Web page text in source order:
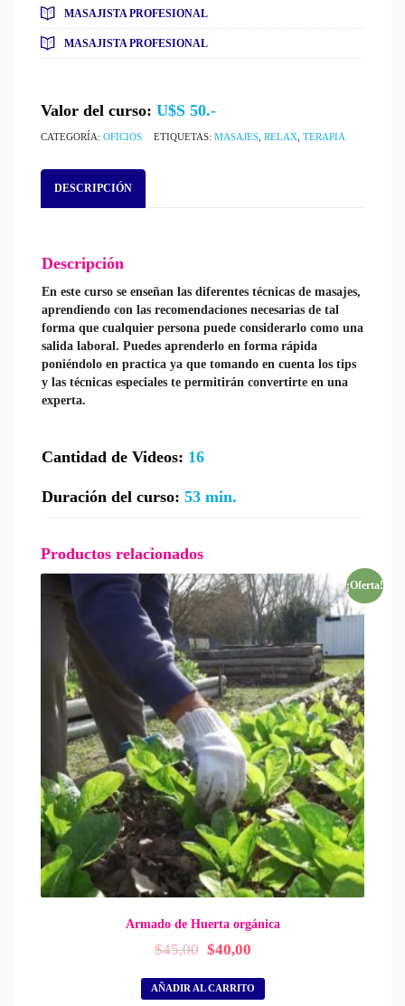
era:
es:
MASAJISTA PROFESIONAL
MASAJISTA PROFESIONAL
Valor del curso: U$S 50.-
CATEGORÍA: OFICIOS ETIQUETAS: MASAJES RELAX TERAPIA
DESCRIPCIÓN
Descripción
En este curso se enseñan las diferentes técnicas de masajes,
aprendiendo con las recomendaciones necesarias de tal
forma que cualquier persona puede considerarlo como una
salida laboral. Puedes aprenderlo en forma rápida
poniéndolo en practica ya que tomando en cuenta los tips
y las técnicas especiales te permitirán convertirte en una
experta.
Cantidad de Videos: 16
Duración del curso: 53 min.
Productos relacionados
¡Oferta!
Armado de Huerta orgánica
$45,00 El
original
$40,00El
actual
AÑADIR AL CARRITO